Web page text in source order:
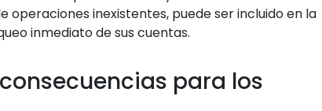
inexistentes, puede ser incluido en la
inmediato de sus cuentas.
para los